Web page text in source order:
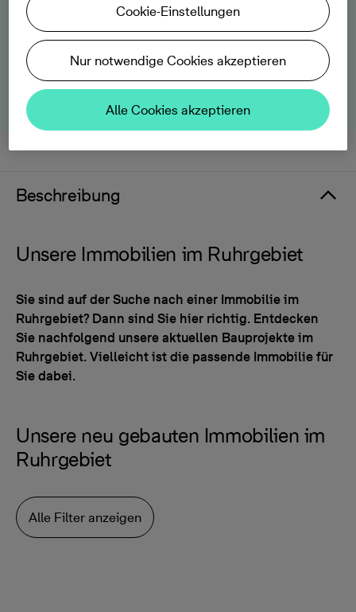
Das bauen wir für Sie
Häuser
Beschreibung
Unsere Immobilien im Ruhrgebiet
Sie sind auf der Suche nach einer Immobilie im
Ruhrgebiet? Dann sind Sie hier richtig. Entdecken
Sie nachfolgend unsere aktuellen Bauprojekte im
Ruhrgebiet. Vielleicht ist die passende Immobilie für
Sie dabei.
Unsere neu gebauten Immobilien im
Ruhrgebiet
Alle Filter anzeigen
Cookie-Einstellungen
Nur notwendige Cookies akzeptieren
Alle Cookies akzeptieren